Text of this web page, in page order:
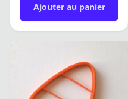
Ajouter au panier